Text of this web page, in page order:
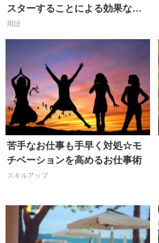
スターすることによる効果など
を解説
用語
苦手なお仕事も手早く対処☆モ
チベーションを高めるお仕事術
スキルアップ